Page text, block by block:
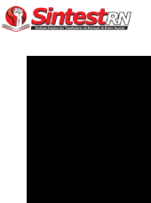
Ir
para
Buscar